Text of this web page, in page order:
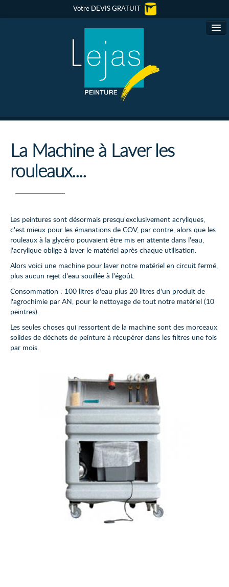
Votre DEVIS GRATUIT
Lejas Peinture
Peinture Murale
Revêtement Sol Souple
Peinture Façade
Nos réalisations
Actualité Déco
La Machine à Laver les
rouleaux....
Les peintures sont désormais presqu'exclusivement acryliques,
c'est mieux pour les émanations de COV, par contre, alors que les
rouleaux à la glycéro pouvaient être mis en attente dans l'eau,
l'acrylique oblige à laver le matériel après chaque utilisation.
Alors voici une machine pour laver notre matériel en circuit fermé,
plus aucun rejet d'eau souillée à l'égoût.
Consommation : 100 litres d'eau plus 20 litres d'un produit de
l'agrochimie par AN, pour le nettoyage de tout notre matériel (10
peintres).
Les seules choses qui ressortent de la machine sont des morceaux
solides de déchets de peinture à récupérer dans les filtres une fois
par mois.